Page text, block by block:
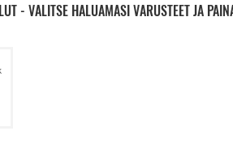
- VALITSE HALUAMASI VARUSTEET JA